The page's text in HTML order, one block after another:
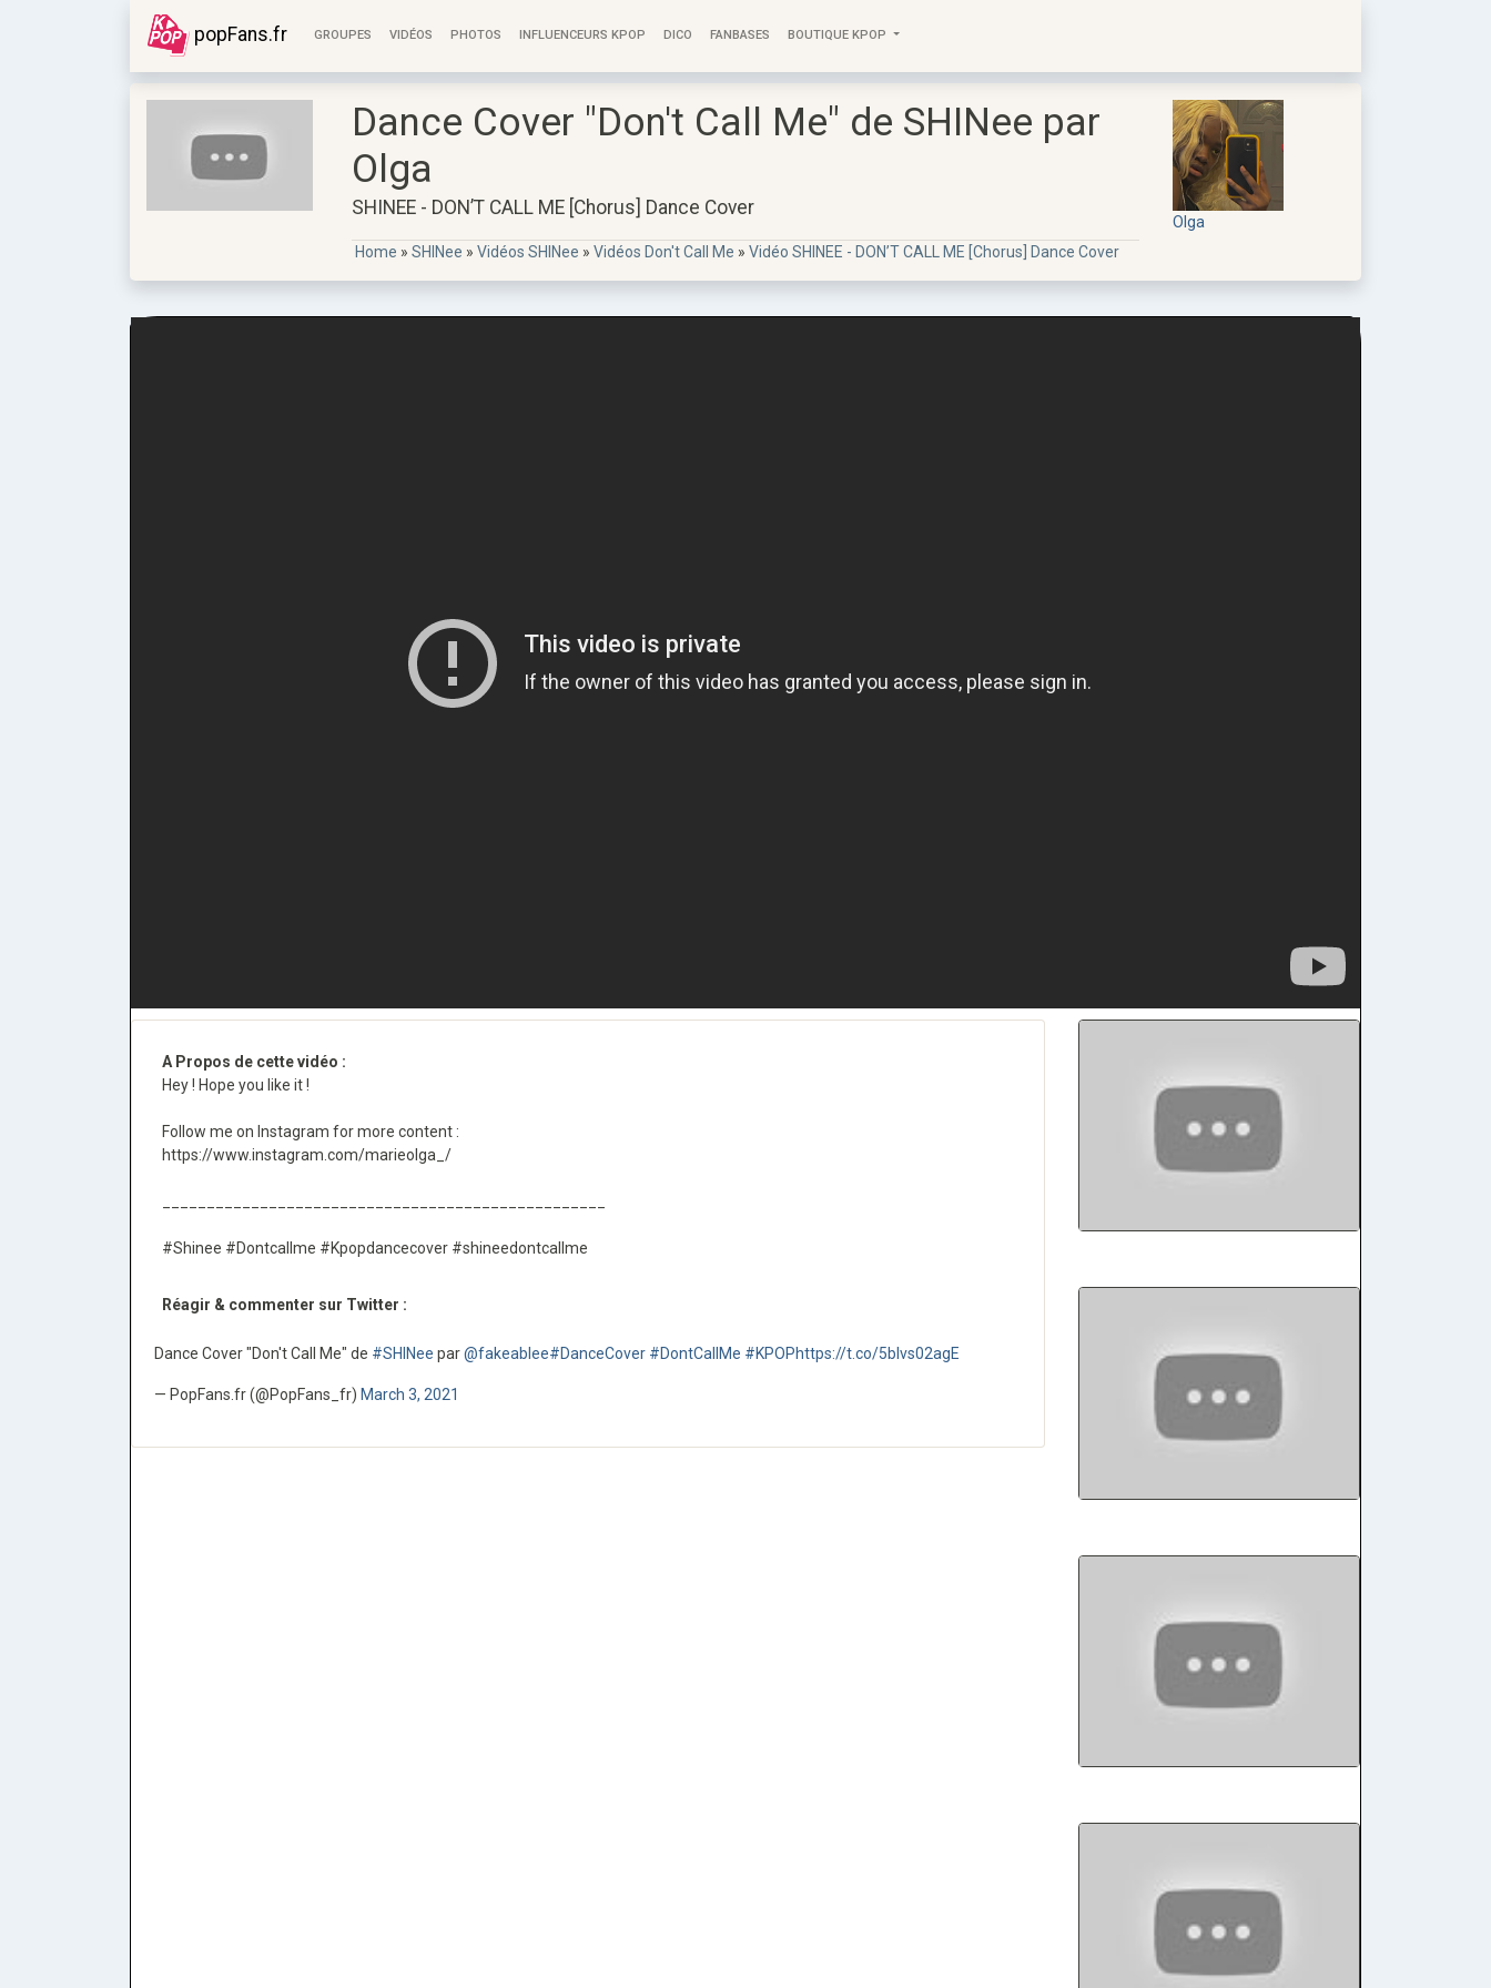
popFans.fr GROUPES VIDÉOS PHOTOS INFLUENCEURS KPOP DICO FANBASES BOUTIQUE KPOP
Dance Cover "Don't Call Me" de SHINee par
Olga
SHINEE - DON’T CALL ME [Chorus] Dance Cover
Home » SHINee » Vidéos SHINee » Vidéos Don't Call Me » Vidéo SHINEE - DON’T CALL ME [Chorus] Dance Cover
Olga
A Propos de cette vidéo :
Hey ! Hope you like it !
Follow me on Instagram for more content :
https://www.instagram.com/marieolga_/
#Shinee #Dontcallme #Kpopdancecover #shineedontcallme
Réagir & commenter sur Twitter :
Dance Cover "Don't Call Me" de #SHINee par@fakeablee#DanceCover #DontCallMe #KPOPhttps://t.co/5bIvs02agE
— PopFans.fr (@PopFans_fr) March 3, 2021